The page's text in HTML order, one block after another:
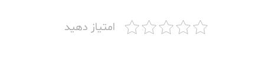
امتیاز دهید